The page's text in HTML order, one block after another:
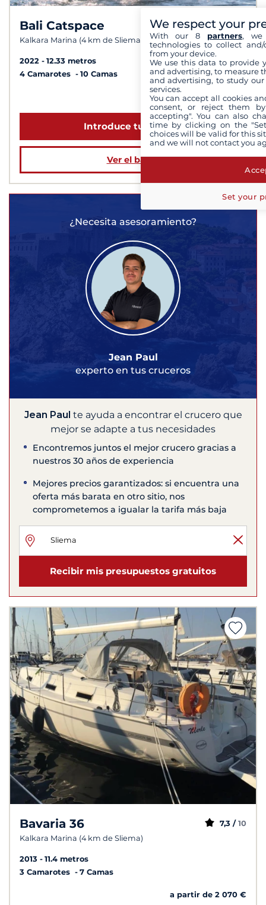
Bali Catspace
Kalkara Marina (4 km de Sliema)
6,8 /10
2022
12.33 metros
4 Camarotes
10 Camas
a partir de 8 191 €
Introduce tus fechas
Ver el barco
¿Necesita asesoramiento?
Jean Paul
experto en tus cruceros
Jean Paul te ayuda a encontrar el crucero que
mejor se adapte a tus necesidades
Encontremos juntos el mejor crucero gracias a
nuestros 30 años de experiencia
Mejores precios garantizados: si encuentra una
oferta más barata en otro sitio, nos
comprometemos a igualar la tarifa más baja
Recibir mis presupuestos gratuitos
Bavaria 36
Kalkara Marina (4 km de Sliema)
7,3 / 10
2013
11.4 metros
3 Camarotes
7 Camas
a partir de 2 070 €
We respect your
With our 8 partners, we
technologies to collect
from your device.
We use this data to provide
and advertising, to measure
and advertising, to study
services.
You can accept all cookies
consent, or reject them
accepting". You can also
time by clicking on the
choices will be valid for this
and we will not contact you
Set your